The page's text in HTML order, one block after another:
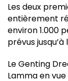
Les deux
entièrement
environ 1.000
prévus jusqu’à
Le Genting
Lamma en